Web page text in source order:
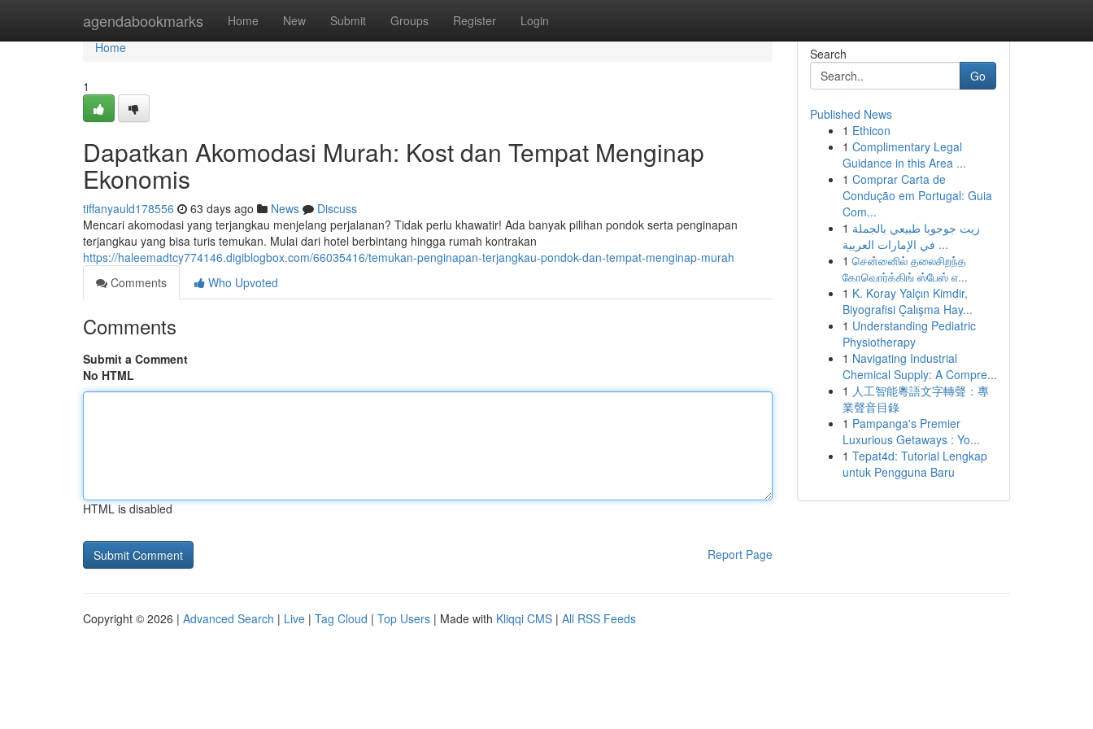
agendabookmarks Home New Submit Groups Register Login
Home
Home
1
Dapatkan Akomodasi Murah: Kost dan Tempat Menginap
Ekonomis
tiffanyauld178556 63 days ago News
Discuss
Mencari akomodasi yang terjangkau menjelang perjalanan? Tidak perlu khawatir! Ada banyak pilihan pondok serta penginapan
terjangkau yang bisa turis temukan. Mulai dari hotel berbintang hingga rumah kontrakan
https://haleemadtcy774146.digiblogbox.com/66035416/temukan-penginapan-terjangkau-pondok-dan-tempat-menginap-murah
Comments
Who Upvoted
Comments
Submit a Comment
No HTML
HTML is disabled
Report Page
Search
Go
Published News
1 Ethicon
1 Complimentary Legal
Guidance in this Area ...
1 Comprar Carta de
Condução em Portugal: Guia
Com...
1 زيت جوجوبا طبيعي بالجملة
في الإمارات العربية ...
1 சென்னைில் தலைசிறந்த
கோவொர்க்கிங் ஸ்பேஸ் எ...
1 K. Koray Yalçın Kimdir,
Biyografisi Çalışma Hay...
1 Understanding Pediatric
Physiotherapy
1 Navigating Industrial
Chemical Supply: A Compre...
1 人工智能粵語文字轉聲：專
業聲音目錄
1 Pampanga's Premier
Luxurious Getaways : Yo...
1 Tepat4d: Tutorial Lengkap
untuk Pengguna Baru
Copyright © 2026 | Advanced Search | Live | Tag Cloud | Top Users | Made with Kliqqi CMS | All RSS Feeds